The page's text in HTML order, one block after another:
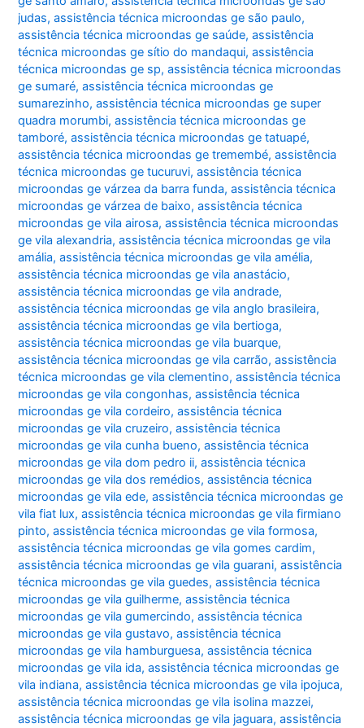
judas,assistência técnica microondas ge são paulo,
assistência técnica microondas ge saúde,assistência
técnica microondas ge sítio do mandaqui,assistência
técnica microondas ge sp,assistência técnica microondas
ge sumaré,assistência técnica microondas ge
sumarezinho,assistência técnica microondas ge super
quadra morumbi,assistência técnica microondas ge
tamboré,assistência técnica microondas ge tatuapé,
assistência técnica microondas ge tremembé,assistência
técnica microondas ge tucuruvi,assistência técnica
microondas ge várzea da barra funda,assistência técnica
microondas ge várzea de baixo,assistência técnica
microondas ge vila airosa,assistência técnica microondas
ge vila alexandria,assistência técnica microondas ge vila
amália,assistência técnica microondas ge vila amélia,
assistência técnica microondas ge vila anastácio,
assistência técnica microondas ge vila andrade,
assistência técnica microondas ge vila anglo brasileira,
assistência técnica microondas ge vila bertioga,
assistência técnica microondas ge vila buarque,
assistência técnica microondas ge vila carrão,assistência
técnica microondas ge vila clementino,assistência técnica
microondas ge vila congonhas,assistência técnica
microondas ge vila cordeiro,assistência técnica
microondas ge vila cruzeiro,assistência técnica
microondas ge vila cunha bueno,assistência técnica
microondas ge vila dom pedro ii,assistência técnica
microondas ge vila dos remédios,assistência técnica
microondas ge vila ede,assistência técnica microondas ge
vila fiat lux,assistência técnica microondas ge vila firmiano
pinto,assistência técnica microondas ge vila formosa,
assistência técnica microondas ge vila gomes cardim,
assistência técnica microondas ge vila guarani,assistência
técnica microondas ge vila guedes,assistência técnica
microondas ge vila guilherme,assistência técnica
microondas ge vila gumercindo,assistência técnica
microondas ge vila gustavo,assistência técnica
microondas ge vila hamburguesa,assistência técnica
microondas ge vila ida,assistência técnica microondas ge
vila indiana,assistência técnica microondas ge vila ipojuca,
assistência técnica microondas ge vila isolina mazzei,
assistência técnica microondas ge vila jaguara,assistência